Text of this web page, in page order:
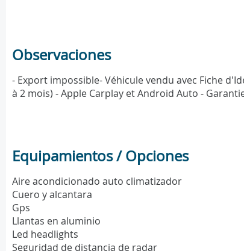
Observaciones
- Export impossible- Véhicule vendu avec Fiche
à 2 mois) - Apple Carplay et Android Auto -
Equipamientos / Opciones
Aire acondicionado auto climatizador
Cuero y alcantara
Gps
Llantas en aluminio
Led headlights
Seguridad de distancia de radar